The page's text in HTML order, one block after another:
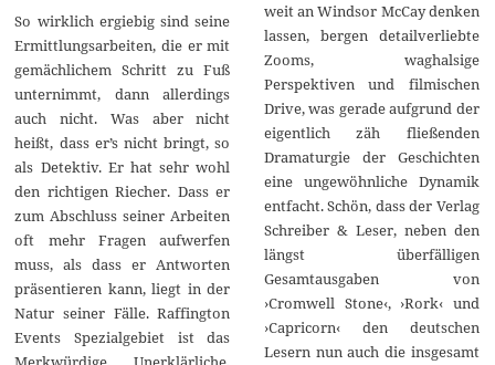
So wirklich ergiebig sind seine
Ermittlungsarbeiten, die er mit
gemächlichem Schritt zu Fuß
unternimmt, dann allerdings
auch nicht. Was aber nicht
heißt, dass er’s nicht bringt, so
als Detektiv. Er hat sehr wohl
den richtigen Riecher. Dass er
zum Abschluss seiner Arbeiten
oft mehr Fragen aufwerfen
muss, als dass er Antworten
präsentieren kann, liegt in der
Natur seiner Fälle. Raffington
Events Spezialgebiet ist das
weit an Windsor McCay denken
lassen, bergen detailverliebte
Zooms, waghalsige
Perspektiven und filmischen
Drive, was gerade aufgrund der
eigentlich zäh fließenden
Dramaturgie der Geschichten
eine ungewöhnliche Dynamik
entfacht. Schön, dass der Verlag
Schreiber & Leser, neben den
längst überfälligen
Gesamtausgaben von
›Cromwell Stone‹, ›Rork‹ und
›Capricorn‹ den deutschen
Lesern nun auch die insgesamt